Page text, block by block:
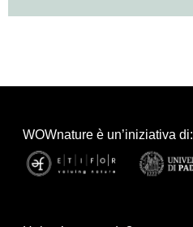
WOWnature è un’iniziativa di: